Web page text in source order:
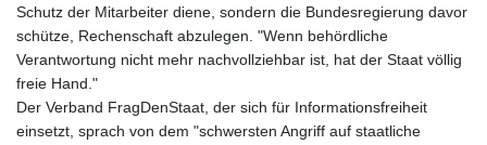
Schutz der Mitarbeiter diene, sondern die Bundesregierung davor
schütze, Rechenschaft abzulegen. "Wenn behördliche
Verantwortung nicht mehr nachvollziehbar ist, hat der Staat völlig
freie Hand."
Der Verband FragDenStaat, der sich für Informationsfreiheit
einsetzt, sprach von dem "schwersten Angriff auf staatliche